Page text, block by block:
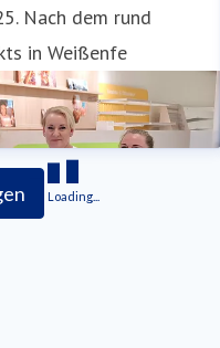
Nach dem rund
in Weißenfe
Loading...